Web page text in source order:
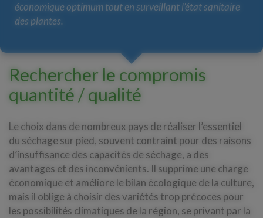
économique optimum tout en surveillant l’état sanitaire
des plantes.
Rechercher le compromis
quantité / qualité
Le choix dans de nombreux pays de réaliser l’essentiel
du séchage sur pied, souvent contraint pour des raisons
d’insuffisance des capacités de séchage, a des
avantages et des inconvénients. Il supprime une charge
économique et améliore le bilan écologique de la culture,
mais il oblige à choisir des variétés trop précoces pour
les possibilités climatiques de la région, se privant par la